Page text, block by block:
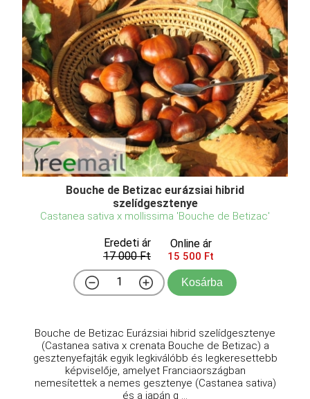
Bouche de Betizac eurázsiai hibrid
szelídgesztenye
Castanea sativa x mollissima 'Bouche de Betizac'
Eredeti ár
17 000 Ft
Online ár
15 500 Ft
Kosárba
Bouche de Betizac Eurázsiai hibrid szelídgesztenye
(Castanea sativa x crenata Bouche de Betizac) a
gesztenyefajták egyik legkiválóbb és legkeresettebb
képviselője, amelyet Franciaországban
nemesítettek a nemes gesztenye (Castanea sativa)
és a japán g ...